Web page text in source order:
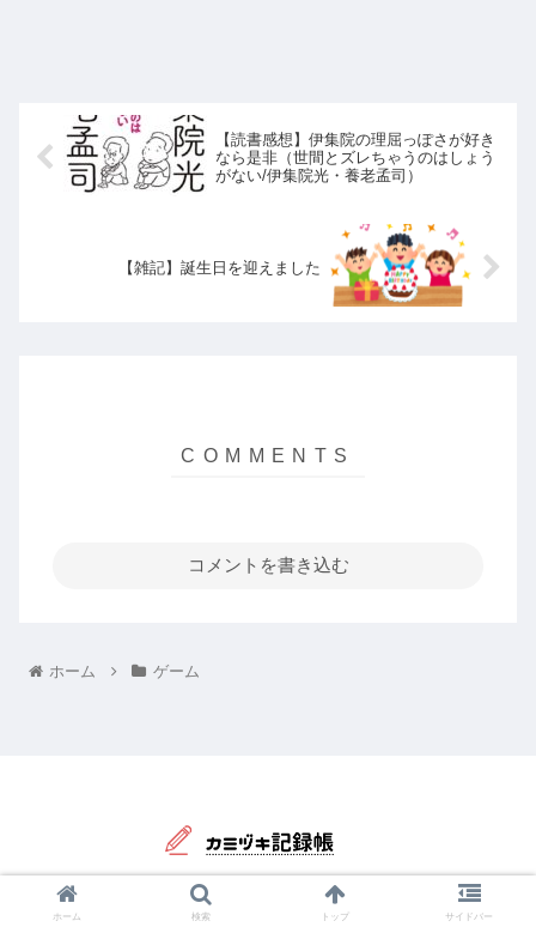
【読書感想】伊集院の理屈っぽさが好き
なら是非（世間とズレちゃうのはしょう
がない/伊集院光・養老孟司）
【雑記】誕生日を迎えました
コメントを書き込む
ホーム ゲーム
© 2017 カミヅキ記録帳.
ホーム 検索 トップ サイドバー